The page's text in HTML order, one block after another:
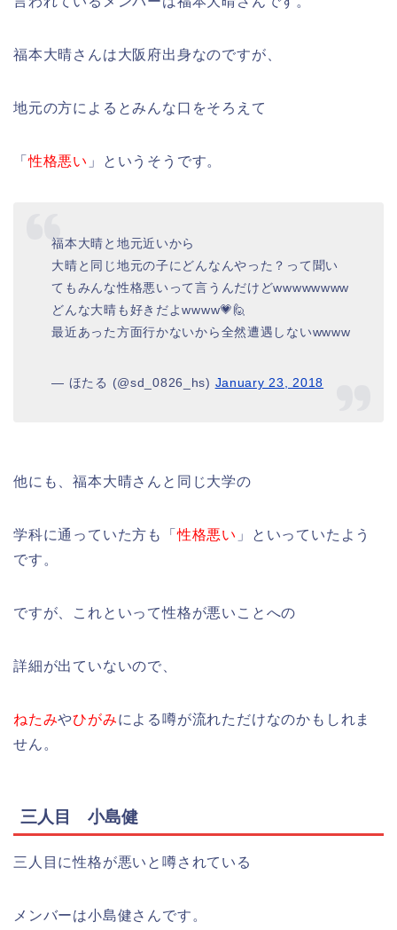
福本大晴さんは大阪府出身なのですが、
地元の方によるとみんな口をそろえて
「性格悪い 」というそうです。
福本大晴と地元近いから
大晴と同じ地元の子にどんなんやった？って聞い
てもみんな性格悪いって言うんだけどwwwwwwww
どんな大晴も好きだよwwww💗🙋
最近あった方面行かないから全然遭遇しないwwww
— ほたる (@sd_0826_hs) January 23, 2018
他にも、福本大晴さんと同じ大学の
学科に通っていた方も「性格悪い 」といっていたよう
です。
ですが、これといって性格が悪いことへの
詳細が出ていないので、
ねたみやひがみによる噂が流れただけなのかもしれま
せん。
三人目 小島健
三人目に性格が悪いと噂されている
メンバーは小島健さんです。